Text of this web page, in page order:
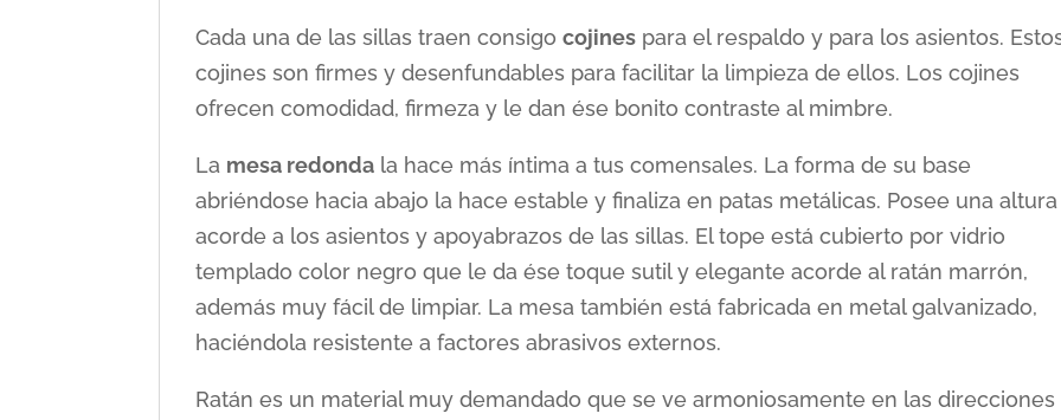
Cada una de las sillas traen consigocojines para el respaldo y para los asientos.
cojines son firmes y desenfundables para facilitar la limpieza de ellos. Los cojines
ofrecen comodidad, firmeza y le dan ése bonito contraste al mimbre.
La mesa redonda la hace más íntima a tus comensales. La forma de su base
abriéndose hacia abajo la hace estable y finaliza en patas metálicas. Posee una altura
acorde a los asientos y apoyabrazos de las sillas. El tope está cubierto por vidrio
templado color negro que le da ése toque sutil y elegante acorde al ratán marrón,
además muy fácil de limpiar. La mesa también está fabricada en metal galvanizado,
haciéndola resistente a factores abrasivos externos.
Ratán es un material muy demandado que se ve armoniosamente en las direcciones